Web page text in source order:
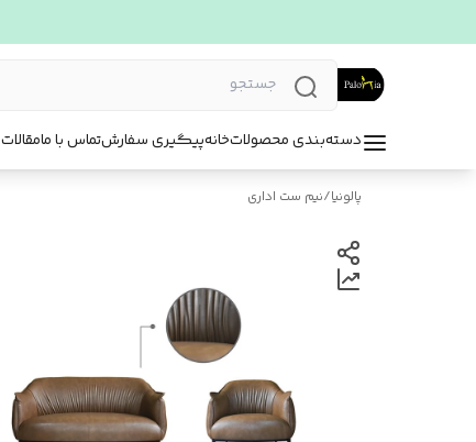
دسته‌بندی محصولاتخانهپیگیری سفارشتماس با مامقالات
پالونیا/نیم ست اداری